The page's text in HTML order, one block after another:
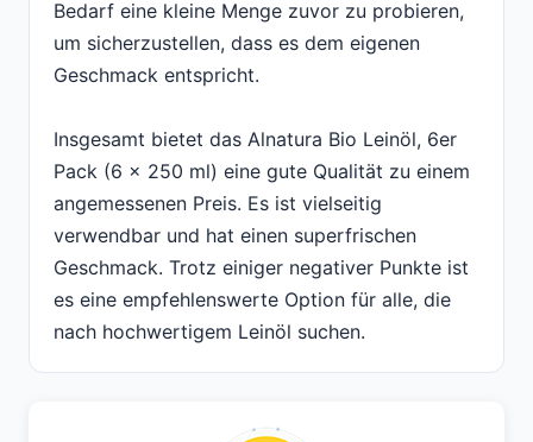
Bedarf eine kleine Menge zuvor zu probieren,
um sicherzustellen, dass es dem eigenen
Geschmack entspricht.
Insgesamt bietet das Alnatura Bio Leinöl, 6er
Pack (6 x 250 ml) eine gute Qualität zu einem
angemessenen Preis. Es ist vielseitig
verwendbar und hat einen superfrischen
Geschmack. Trotz einiger negativer Punkte ist
es eine empfehlenswerte Option für alle, die
nach hochwertigem Leinöl suchen.